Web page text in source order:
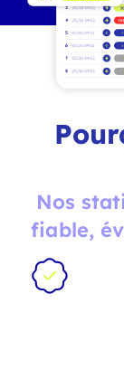
Nos
fiable,